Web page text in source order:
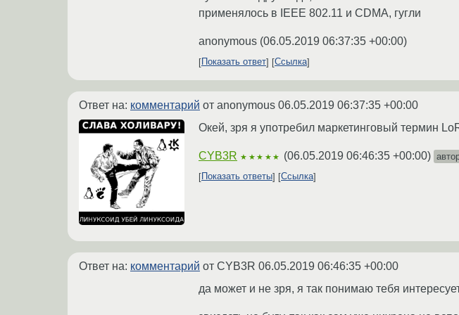
применялось в IEEE 802.11 и CDMA, гугли
anonymous (06.05.2019 06:37:35 +00:00)
Показать ответ Ссылка
Ответ на: комментарий от anonymous 06.05.2019 06:37:35 +00:00
Окей, зря я употребил маркетинговый термин
CYB3R ★★★★★ (06.05.2019 06:46:35 +00:00)
Показать ответы
Ссылка
Ответ на: комментарий от CYB3R 06.05.2019 06:46:35 +00:00
да может и не зря, я так понимаю тебя